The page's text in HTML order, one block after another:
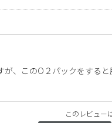
が、このO２パックをする
このレビュー